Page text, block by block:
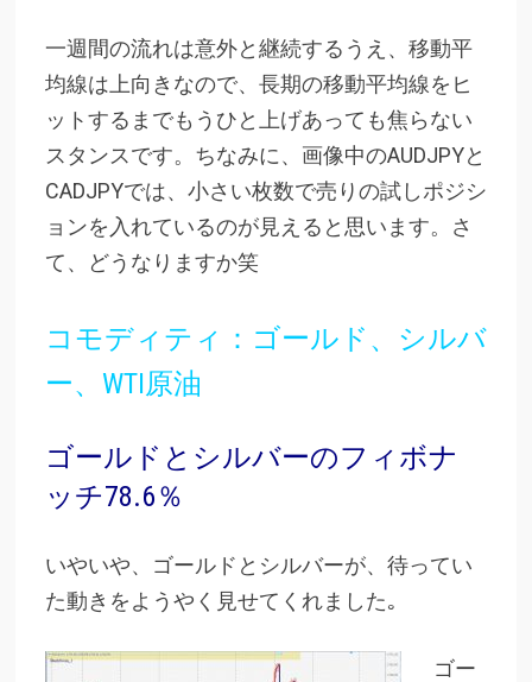
一週間の流れは意外と継続するうえ、移動平
均線は上向きなので、長期の移動平均線をヒ
ットするまでもうひと上げあっても焦らない
スタンスです。ちなみに、画像中のAUDJPYと
CADJPYでは、小さい枚数で売りの試しポジシ
ョンを入れているのが見えると思います。さ
て、どうなりますか笑
コモディティ：ゴールド、シルバ
ー、WTI原油
ゴールドとシルバーのフィボナ
ッチ78.6％
いやいや、ゴールドとシルバーが、待ってい
た動きをようやく見せてくれました｡
ゴー